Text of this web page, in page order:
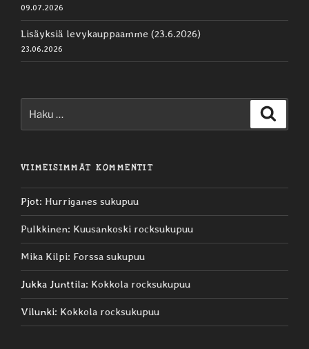
09.07.2026
Lisäyksiä levykauppaamme (23.6.2026)
23.06.2026
VIIMEISIMMÄT KOMMENTIT
Pjot: Hurriganes sukupuu
Pulkkinen: Kuusankoski rocksukupuu
Mika Kilpi: Forssa sukupuu
Jukka Junttila: Kokkola rocksukupuu
Vilunki: Kokkola rocksukupuu